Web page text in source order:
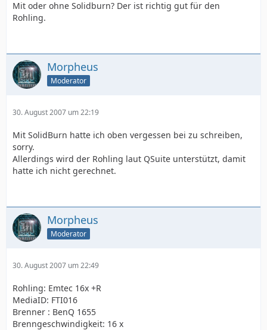
Mit oder ohne Solidburn? Der ist richtig gut für den
Rohling.
Morpheus
Moderator
30. August 2007 um 22:19
Mit SolidBurn hatte ich oben vergessen bei zu schreiben,
sorry.
Allerdings wird der Rohling laut QSuite unterstützt, damit
hatte ich nicht gerechnet.
Morpheus
Moderator
30. August 2007 um 22:49
Rohling: Emtec 16x +R
MediaID: FTI016
Brenner : BenQ 1655
Brenngeschwindigkeit: 16 x